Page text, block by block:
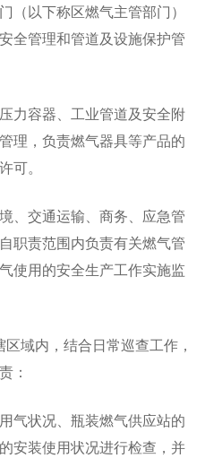
以下称区燃气主管部门）
全管理和管道及设施保护管
容器、工业管道及安全附
理，负责燃气器具等产品的
可。
交通运输、商务、应急管
职责范围内负责有关燃气管
使用的安全生产工作实施监
内，结合日常巡查工作，
：
状况、瓶装燃气供应站的
安装使用状况进行检查，并